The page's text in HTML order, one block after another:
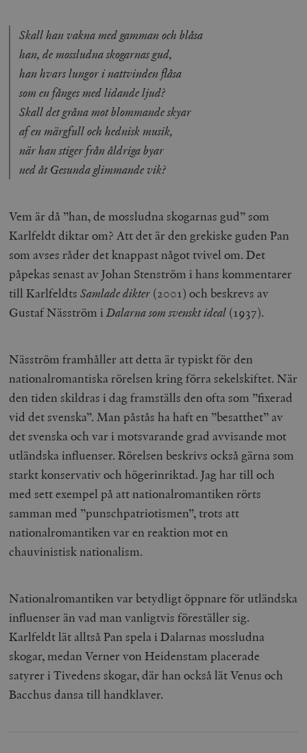
Skall han vakna med gamman och blåsa
han, de mossludna skogarnas gud,
han hvars lungor i nattvinden flåsa
som en fånges med lidande ljud?
Skall det gråna mot blommande skyar
af en märgfull och hednisk musik,
när han stiger från åldriga byar
ned åt Gesunda glimmande vik?
Vem är då ”han, de mossludna skogarnas gud” som
Karlfeldt diktar om? Att det är den grekiske guden Pan
som avses råder det knappast något tvivel om. Det
påpekas senast av Johan Stenström i hans kommentarer
till KarlfeldtsSamlade dikter (2001) och beskrevs av
Gustaf Näsström iDalarna som svenskt ideal (1937).
Näsström framhåller att detta är typiskt för den
nationalromantiska rörelsen kring förra sekelskiftet. När
den tiden skildras i dag framställs den ofta som ”fixerad
vid det svenska”. Man påstås ha haft en ”besatthet” av
det svenska och var i motsvarande grad avvisande mot
utländska influenser. Rörelsen beskrivs också gärna som
starkt konservativ och högerinriktad. Jag har till och
med sett exempel på att nationalromantiken rörts
samman med ”punschpatriotismen”, trots att
nationalromantiken var en reaktion mot en
chauvinistisk nationalism.
Nationalromantiken var betydligt öppnare för utländska
influenser än vad man vanligtvis föreställer sig.
Karlfeldt lät alltså Pan spela i Dalarnas mossludna
skogar, medan Verner von Heidenstam placerade
satyrer i Tivedens skogar, där han också lät Venus och
Bacchus dansa till handklaver.